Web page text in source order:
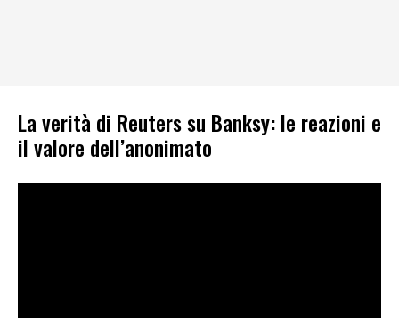
La verità di Reuters su Banksy: le reazioni e
il valore dell’anonimato